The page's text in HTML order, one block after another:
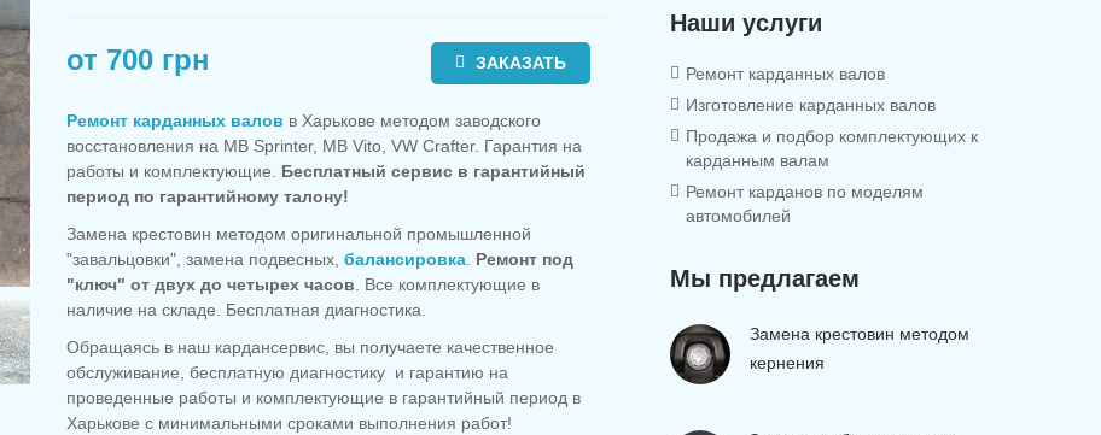
от 700 грн ЗАКАЗАТЬ
Ремонт карданных валов в Харькове методом заводского
восстановления на MB Sprinter, MB Vito, VW Crafter. Гарантия на
работы и комплектующие. Бесплатный сервис в гарантийный
период по гарантийному талону!
Замена крестовин методом оригинальной промышленной
"завальцовки", замена подвесных,балансировка Ремонт под
"ключ" от двух до четырех часов . Все комплектующие в
наличие на складе. Бесплатная диагностика.
Обращаясь в наш кардансервис, вы получаете качественное
обслуживание, бесплатную диагностику и гарантию на
проведенные работы и комплектующие в гарантийный период в
Харькове с минимальными сроками выполнения работ!
Наши услуги
Ремонт карданных валов
Изготовление карданных валов
Продажа и подбор комплектующих к
карданным валам
Ремонт карданов по моделям
автомобилей
Мы предлагаем
Замена крестовин методом
кернения